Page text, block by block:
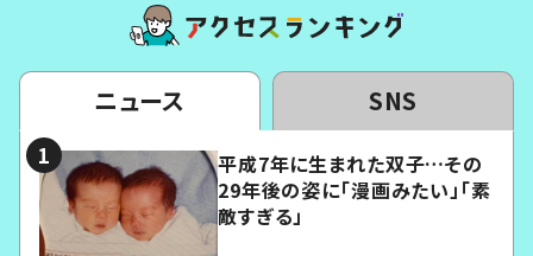
ニュース SNS
平成7年に生まれた双子…その
29年後の姿に「漫画みたい」「素
敵すぎる」